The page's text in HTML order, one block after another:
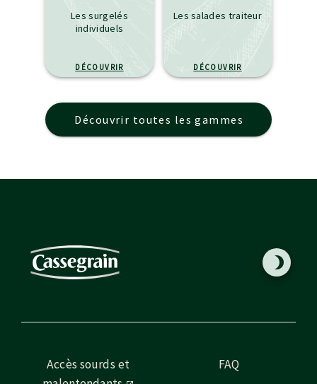
Les surgelés
individuels
DÉCOUVRIR
Les salades traiteur
DÉCOUVRIR
Découvrir toutes les gammes
Accès sourds et
FAQ